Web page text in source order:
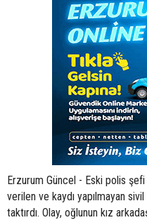
Erzurum Güncel - Eski polis şefi
verilen ve kaydı yapılmayan
taktırdı. Olay, oğlunun kız